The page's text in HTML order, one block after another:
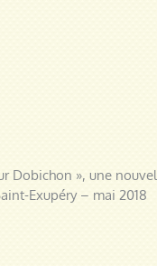
Dobichon », une
Exupéry – mai 2018